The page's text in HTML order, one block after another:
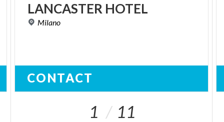
LANCASTER HOTEL
Milano
CONTACT
1 11